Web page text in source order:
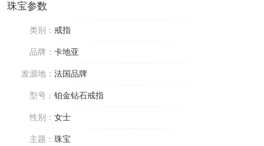
珠宝参数
类别： 戒指
品牌： 卡地亚
发源地： 法国品牌
型号： 铂金钻石戒指
性别： 女士
主题： 珠宝